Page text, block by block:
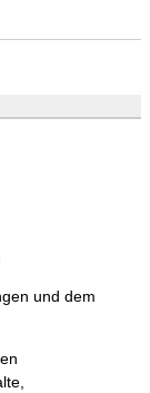
und dem